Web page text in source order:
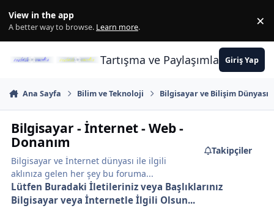
View in the app
A better way to browse. Learn more. ×
Tartışma ve PaylaşımlarınGiriş Yap
Ana Sayfa Bilim ve Teknoloji Bilgisayar ve Bilişim Dünyası
Bilgisayar - İnternet - Web -
Donanım
Bilgisayar ve İnternet dünyası ile ilgili
aklınıza gelen her şey bu foruma...
Takipçiler
Lütfen Buradaki İletileriniz veya Başlıklarınız
Bilgisayar veya İnternetle İlgili Olsun...